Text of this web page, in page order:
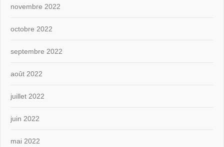
novembre 2022
octobre 2022
septembre 2022
août 2022
juillet 2022
juin 2022
mai 2022